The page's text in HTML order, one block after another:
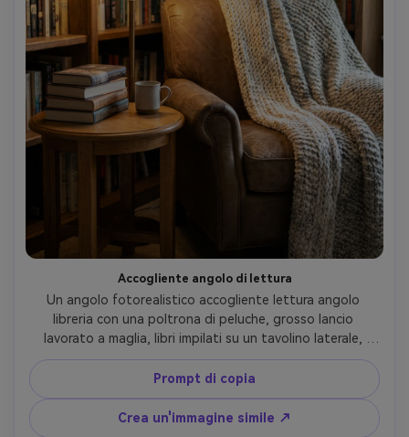
Accogliente angolo di lettura
Un angolo fotorealistico accogliente lettura angolo
libreria con una poltrona di peluche, grosso lancio
lavorato a maglia, libri impilati su un tavolino laterale,
calda lampada da terra, sottili luci da fata lungo lo
scaffale, morbido bagliore ambiente, invitante umore
hygge, scattato su Canon EOS R6 35mm f/1.8, angolo di
tre quarti, profondità di campo bassa, ombre realistiche,
Prompt di copia
Crea un'immagine simile ↗